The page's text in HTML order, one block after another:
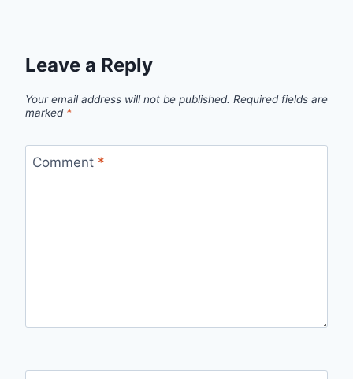
Leave a Reply
Your email address will not be published. Required fields are
marked *
Comment *